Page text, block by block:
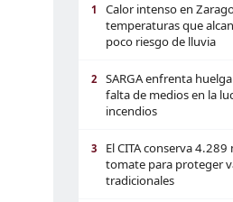
1
Calor intenso en
temperaturas que
poco riesgo de lluvia
2
SARGA enfrenta
falta de medios en la
incendios
3
El CITA conserva
tomate para proteger
tradicionales